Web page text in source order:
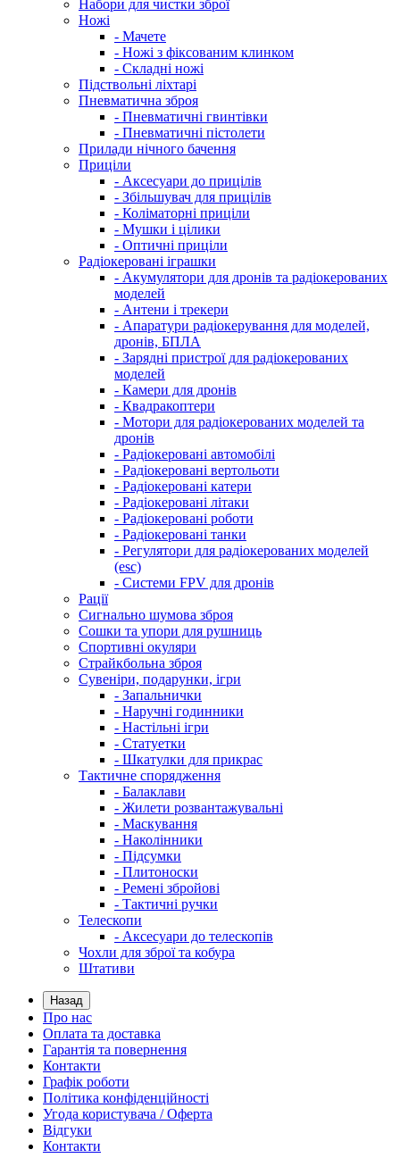
Набори для чистки зброї
Ножі
- Мачете
- Ножі з фіксованим клинком
- Складні ножі
Підствольні ліхтарі
Пневматична зброя
- Пневматичні гвинтівки
- Пневматичні пістолети
Прилади нічного бачення
Приціли
- Аксесуари до прицілів
- Збільшувач для прицілів
- Коліматорні приціли
- Мушки і цілики
- Оптичні приціли
Радіокеровані іграшки
- Акумулятори для дронів та радіокерованих
моделей
- Антени і трекери
- Апаратури радіокерування для моделей,
дронів, БПЛА
- Зарядні пристрої для радіокерованих
моделей
- Камери для дронів
- Квадракоптери
- Мотори для радіокерованих моделей та
дронів
- Радіокеровані автомобілі
- Радіокеровані вертольоти
- Радіокеровані катери
- Радіокеровані літаки
- Радіокеровані роботи
- Радіокеровані танки
- Регулятори для радіокерованих моделей
(esc)
- Системи FPV для дронів
Рації
Сигнально шумова зброя
Сошки та упори для рушниць
Спортивні окуляри
Страйкбольна зброя
Сувеніри, подарунки, ігри
- Запальнички
- Наручні годинники
- Настільні ігри
- Статуетки
- Шкатулки для прикрас
Тактичне спорядження
- Балаклави
- Жилети розвантажувальні
- Маскування
- Наколінники
- Підсумки
- Плитоноски
- Ремені збройові
- Тактичні ручки
Телескопи
- Аксесуари до телескопів
Чохли для зброї та кобура
Штативи
Назад
Про нас
Оплата та доставка
Гарантія та повернення
Контакти
Графік роботи
Політика конфіденційності
Угода користувача / Оферта
Відгуки
Контакти